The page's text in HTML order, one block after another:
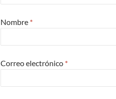
Nombre *
Correo electrónico *